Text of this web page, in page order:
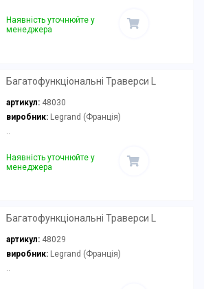
Наявність уточнюйте у
менеджера
Багатофункціональні Траверси L
артикул: 48030
виробник:Legrand (Франція)
Наявність уточнюйте у
менеджера
Багатофункціональні Траверси L
артикул: 48029
виробник:Legrand (Франція)
..